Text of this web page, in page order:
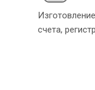
счета,